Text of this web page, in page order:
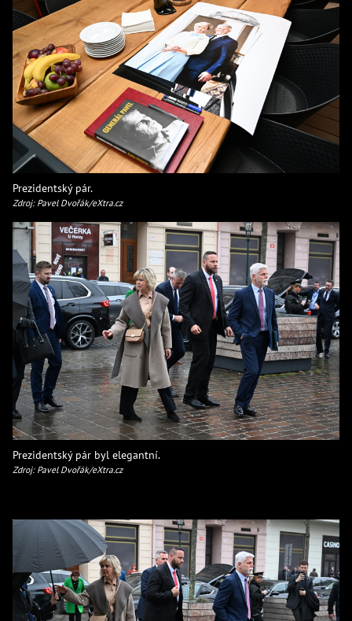
Prezidentský pár.
Zdroj: Pavel Dvořák/eXtra.cz
Prezidentský pár byl elegantní.
Zdroj: Pavel Dvořák/eXtra.cz